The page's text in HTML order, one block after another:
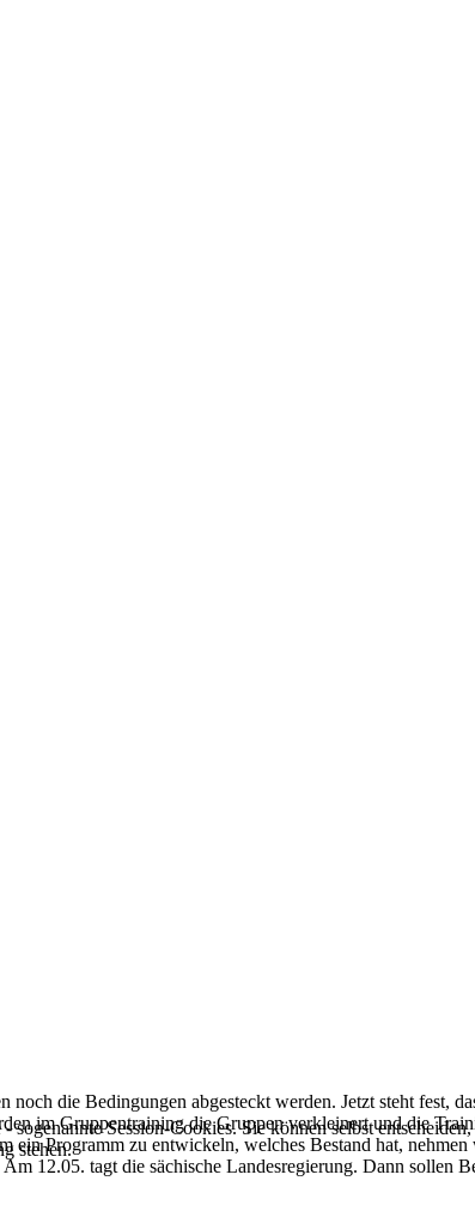
die Bedingungen abgesteckt werden. Jetzt steht fest,
im Gruppentraining die Gruppen verkleinert und die
Programm zu entwickeln, welches Bestand hat,
12.05. tagt die sächische Landesregierung. Dann sollen
Session-Cookies. Sie können selbst
stehen.